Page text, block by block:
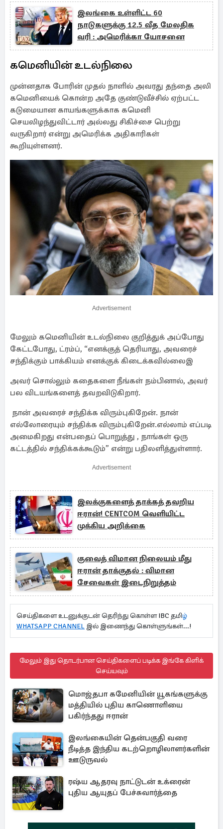
இலங்கை உள்ளிட்ட 60
நாடுகளுக்கு 12.5 வீத மேலதிக
வரி : அமெரிக்கா யோசனை
கமெனியின் உடல்நிலை
முன்னதாக போரின் முதல் நாளில் அவரது தந்தை அலி
கமெனியைக் கொன்ற அதே குண்டுவீச்சில் ஏற்பட்ட
கடுமையான காயங்களுக்காக கமெனி
செயலிழந்துவிட்டார் அல்லது சிகிச்சை பெற்று
வருகிறார் என்று அமெரிக்க அதிகாரிகள்
கூறியுள்ளனர்.
Advertisement
மேலும் கமெனியின் உடல்நிலை குறித்துக் அப்போது
கேட்டபோது, ​​ட்ரம்ப், “எனக்குத் தெரியாது, அவரைச்
சந்திக்கும் பாக்கியம் எனக்குக் கிடைக்கவில்லைஇ
அவர் சொல்லும் கதைகளை நீங்கள் நம்பினால், அவர்
பல விடயங்களைத் தவறவிடுகிறார்.
நான் அவரைச் சந்திக்க விரும்புகிறேன். நான்
எல்லோரையும் சந்திக்க விரும்புகிறேன்.எல்லாம் எப்படி
அமைகிறது என்பதைப் பொறுத்து , நாங்கள் ஒரு
கட்டத்தில் சந்திக்கக்கூடும்” என்று பதிலளித்துள்ளார்.
Advertisement
இலக்குகளைத் தாக்கத் தவறிய
ஈரான்! CENTCOM வெளியிட்ட
முக்கிய அறிக்கை
குவைத் விமான நிலையம் மீது
ஈரான் தாக்குதல் : விமான
சேவைகள் இடைநிறுத்தம்
செய்திகளை உடனுக்குடன் தெரிந்து கொள்ள IBC தமிழ்
WHATSAPP CHANNEL இல் இணைந்து கொள்ளுங்கள்...!
மேலும் இது தொடர்பான செய்திகளைப் படிக்க இங்கே கிளிக்
செய்யவும்
மொஜ்தபா கமேனியின் யூகங்களுக்கு
மத்தியில் புதிய காணொளியை
பகிர்ந்தது ஈரான்
இலங்கையின் தென்பகுதி வரை
நீடித்த இந்திய கடற்றொழிலாளர்களின்
ஊடுருவல்
ரஷ்ய ஆதரவு நாட்டுடன் உக்ரைன்
புதிய ஆயுதப் பேச்சுவார்த்தை